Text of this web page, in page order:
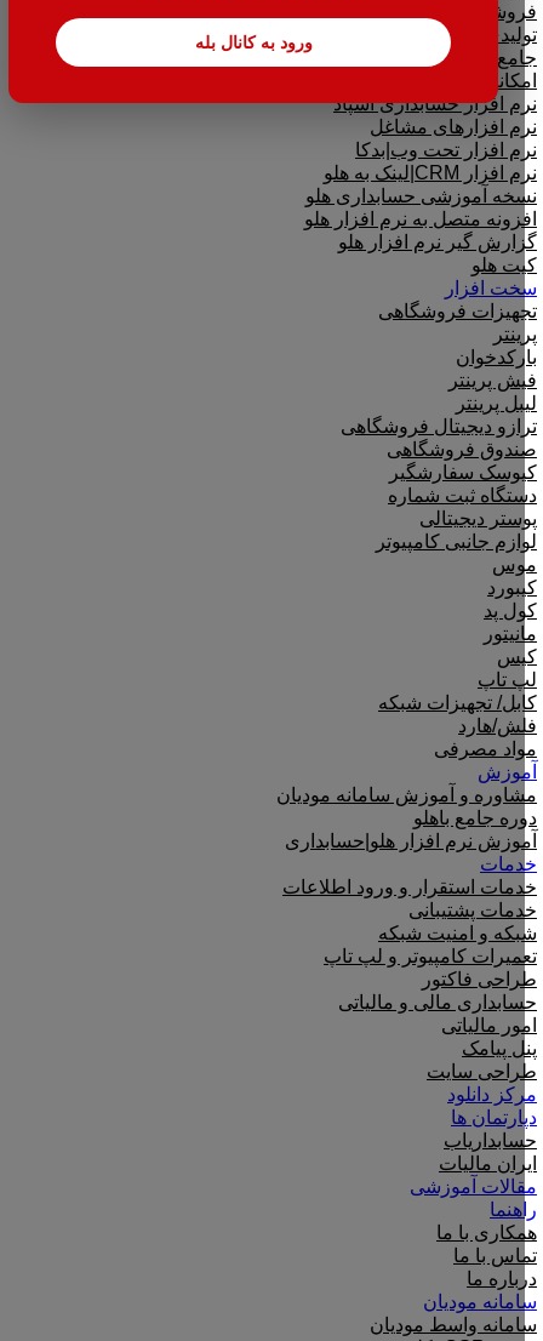
ورود به کانال بله
فروشگاهی
تولیدی
جامع و صنعتی
امکانات افزودنی ( کیت های عمومی )
نرم افزار حسابداری اسپاد
نرم افزارهای مشاغل
نرم افزار تحت وب|بدکا
نرم افزار CRM|لینک به هلو
نسخه آموزشی حسابداری هلو
افزونه متصل به نرم افزار هلو
گزارش گیر نرم افزار هلو
کیت هلو
سخت افزار
تجهیزات فروشگاهی
پرینتر
بارکدخوان
فیش پرینتر
لیبل پرینتر
ترازو دیجیتال فروشگاهی
صندوق فروشگاهی
کیوسک سفارشگیر
دستگاه ثبت شماره
پوستر دیجیتالی
لوازم جانبی کامپیوتر
موس
کیبورد
کول پد
مانیتور
کیس
لپ تاپ
کابل/ تجهیزات شبکه
فلش/هارد
مواد مصرفی
آموزش
مشاوره و آموزش سامانه مودیان
دوره جامع باهلو
آموزش نرم افزار هلو|حسابداری
خدمات
خدمات استقرار و ورود اطلاعات
خدمات پشتیبانی
شبکه و امنیت شبکه
تعمیرات کامپیوتر و لپ تاپ
طراحی فاکتور
حسابداری مالی و مالیاتی
امور مالیاتی
پنل پیامک
طراحی سایت
مرکز دانلود
دپارتمان ها
حسابداریاب
ایران مالیات
مقالات آموزشی
راهنما
همکاری با ما
تماس با ما
درباره ما
سامانه مودیان
سامانه واسط مودیان